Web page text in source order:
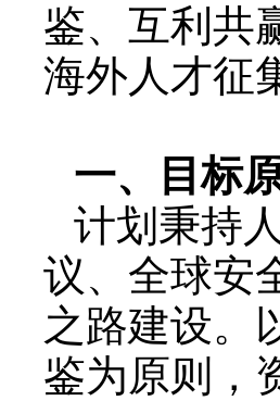
鉴、互利共
海外人才征
一、目标
计划秉持
议、全球安
之路建设。
鉴为原则，